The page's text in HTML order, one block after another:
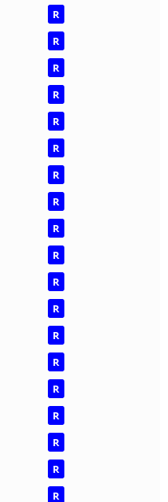
R
R
R
R
R
R
R
R
R
R
R
R
R
R
R
R
R
R
R